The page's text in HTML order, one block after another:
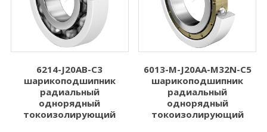
6214-J20AB-C3
шарикоподшипник
радиальный
однорядный
токоизолирующий
6013-M-J20AA-M32N-C5
шарикоподшипник
радиальный
однорядный
токоизолирующий